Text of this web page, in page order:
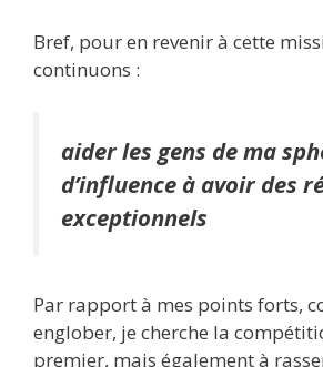
Bref, pour en revenir à cette
continuons :
aider les gens de ma
d’influence à avoir des
exceptionnels
Par rapport à mes points forts,
englober, je cherche la
premier, mais également à